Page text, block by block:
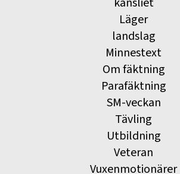
Läger
landslag
Minnestext
Om fäktning
Parafäktning
SM-veckan
Tävling
Utbildning
Veteran
Vuxenmotionärer